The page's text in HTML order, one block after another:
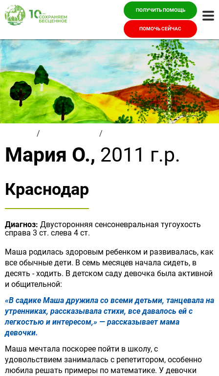
ПОЛУЧИТЬ ПОМОЩЬ
ПОМОЧЬ СЕЙЧАС
/ /
Мария О., 2011 г.р.
Краснодар
Диагноз: Двусторонняя сенсоневральная тугоухость
справа 3 ст. слева 4 ст.
Маша родилась здоровым ребенком и развивалась, как
все обычные дети. В семь месяцев начала сидеть, в
десять - ходить. В детском саду девочка была активной
и общительной:
«В садике Маша дружила со всеми детьми, танцевала на
утренниках, рассказывала стихи, все давалось ей с
легкостью и интересом,» — рассказывает мама
девочки.
Маша мечтала поскорее пойти в школу, с
удовольствием занималась с репетитором, особенно
любила решать примеры по математике. У девочки